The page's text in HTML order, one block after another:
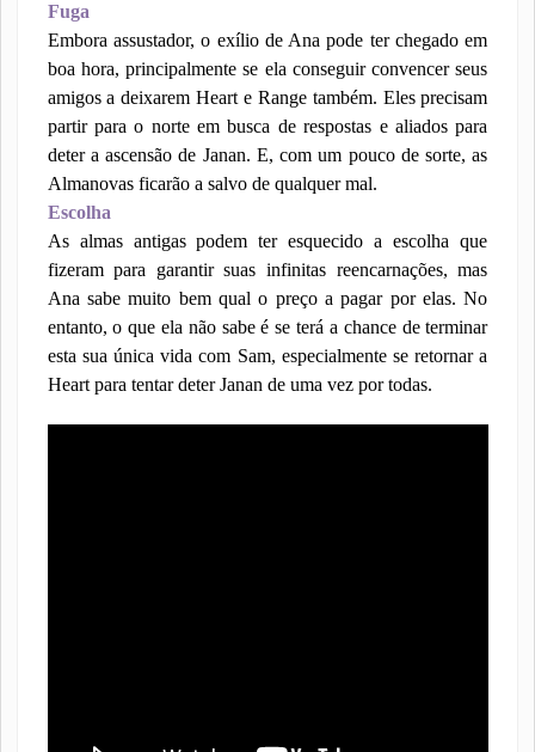
Fuga
Embora assustador, o exílio de Ana pode ter chegado em
boa hora, principalmente se ela conseguir convencer seus
amigos a deixarem Heart e Range também. Eles precisam
partir para o norte em busca de respostas e aliados para
deter a ascensão de Janan. E, com um pouco de sorte, as
Almanovas ficarão a salvo de qualquer mal.
Escolha
As almas antigas podem ter esquecido a escolha que
fizeram para garantir suas infinitas reencarnações, mas
Ana sabe muito bem qual o preço a pagar por elas. No
entanto, o que ela não sabe é se terá a chance de terminar
esta sua única vida com Sam, especialmente se retornar a
Heart para tentar deter Janan de uma vez por todas.